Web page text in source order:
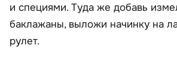
и специями. Туда же добавь
баклажаны, выложи начинку на
рулет.